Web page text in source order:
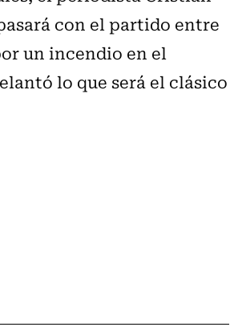
con el partido entre
un incendio en el
lo que será el clásico